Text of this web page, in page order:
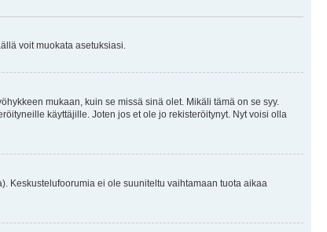
voit muokata asetuksiasi.
mukaan, kuin se missä sinä olet. Mikäli tämä on se syy.
käyttäjille. Joten jos et ole jo rekisteröitynyt. Nyt voisi olla
Keskustelufoorumia ei ole suuniteltu vaihtamaan tuota aikaa